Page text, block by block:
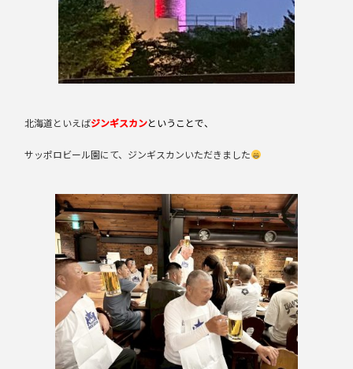
北海道といえばジンギスカンということで、
サッポロビール園にて、ジンギスカンいただきました